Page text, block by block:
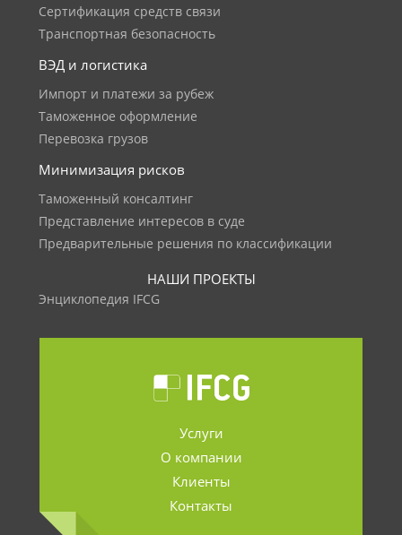
Сертификация средств связи
Транспортная безопасность
ВЭД и логистика
Импорт и платежи за рубеж
Таможенное оформление
Перевозка грузов
Минимизация рисков
Таможенный консалтинг
Представление интересов в суде
Предварительные решения по классификации
НАШИ ПРОЕКТЫ
Энциклопедия IFCG
Услуги
О компании
Клиенты
Контакты